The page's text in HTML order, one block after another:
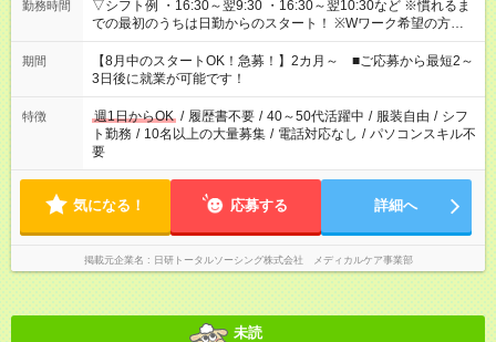
勤務時間
▽シフト例 ・16:30～翌9:30 ・16:30～翌10:30など ※慣れるま
での最初のうちは日勤からのスタート！ ※Wワーク希望の方へ
今ご覧のお仕事で希望する勤務時間と、もう1つのお仕事の勤務
時間。 合計で週40時間を超える場合は応募できません。
期間
【8月中のスタートOK！急募！】2カ月～ ■ご応募から最短2～
3日後に就業が可能です！
特徴 週1日からOK / 履歴書不要 / 40～50代活躍中 / 服装自由 / シフ
ト勤務 / 10名以上の大量募集 / 電話対応なし / パソコンスキル不
要
気になる！ 応募する 詳細へ
掲載元企業名 日研トータルソーシング株式会社 メディカルケア事業部
未読